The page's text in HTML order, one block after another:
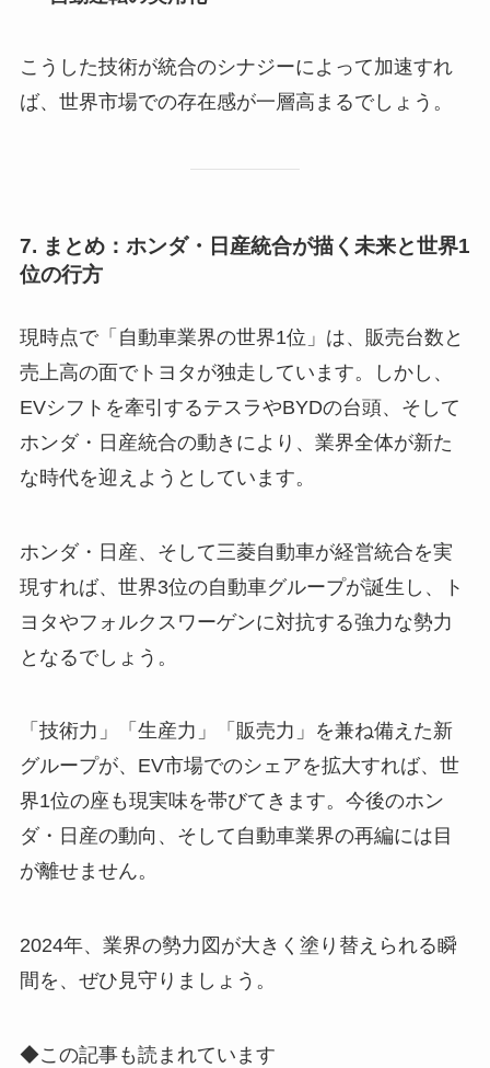
こうした技術が統合のシナジーによって加速すれ
ば、世界市場での存在感が一層高まるでしょう。
7. まとめ：ホンダ・日産統合が描く未来と世界1
位の行方
現時点で「自動車業界の世界1位」は、販売台数と
売上高の面でトヨタが独走しています。しかし、
EVシフトを牽引するテスラやBYDの台頭、そして
ホンダ・日産統合の動きにより、業界全体が新た
な時代を迎えようとしています。
ホンダ・日産、そして三菱自動車が経営統合を実
現すれば、世界3位の自動車グループが誕生し、ト
ヨタやフォルクスワーゲンに対抗する強力な勢力
となるでしょう。
「技術力」「生産力」「販売力」を兼ね備えた新
グループが、EV市場でのシェアを拡大すれば、世
界1位の座も現実味を帯びてきます。今後のホン
ダ・日産の動向、そして自動車業界の再編には目
が離せません。
2024年、業界の勢力図が大きく塗り替えられる瞬
間を、ぜひ見守りましょう。
◆この記事も読まれています